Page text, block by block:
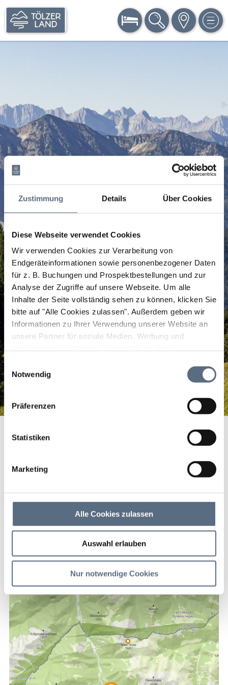
Zustimmung Details Über Cookies
Diese Webseite verwendet Cookies
Wir verwenden Cookies zur Verarbeitung von
Endgeräteinformationen sowie personenbezogener Daten
für z. B. Buchungen und Prospektbestellungen und zur
Analyse der Zugriffe auf unsere Webseite. Um alle
Inhalte der Seite vollständig sehen zu können, klicken Sie
bitte auf "Alle Cookies zulassen". Außerdem geben wir
Informationen zu Ihrer Verwendung unserer Website an
unsere Partner für soziale Medien, Werbung und
zusammen, die Sie ihnen bereitgestellt haben oder die
sie im Rahmen Ihrer Nutzung der Dienste gesammelt
Einwilligungsauswahl
Notwendig
Präferenzen
Statistiken
Marketing
Alle Cookies zulassen
Auswahl erlauben
Nur notwendige Cookies
BUCHEN SUCHE KARTE MENÜ
Kontakt
Rissbach